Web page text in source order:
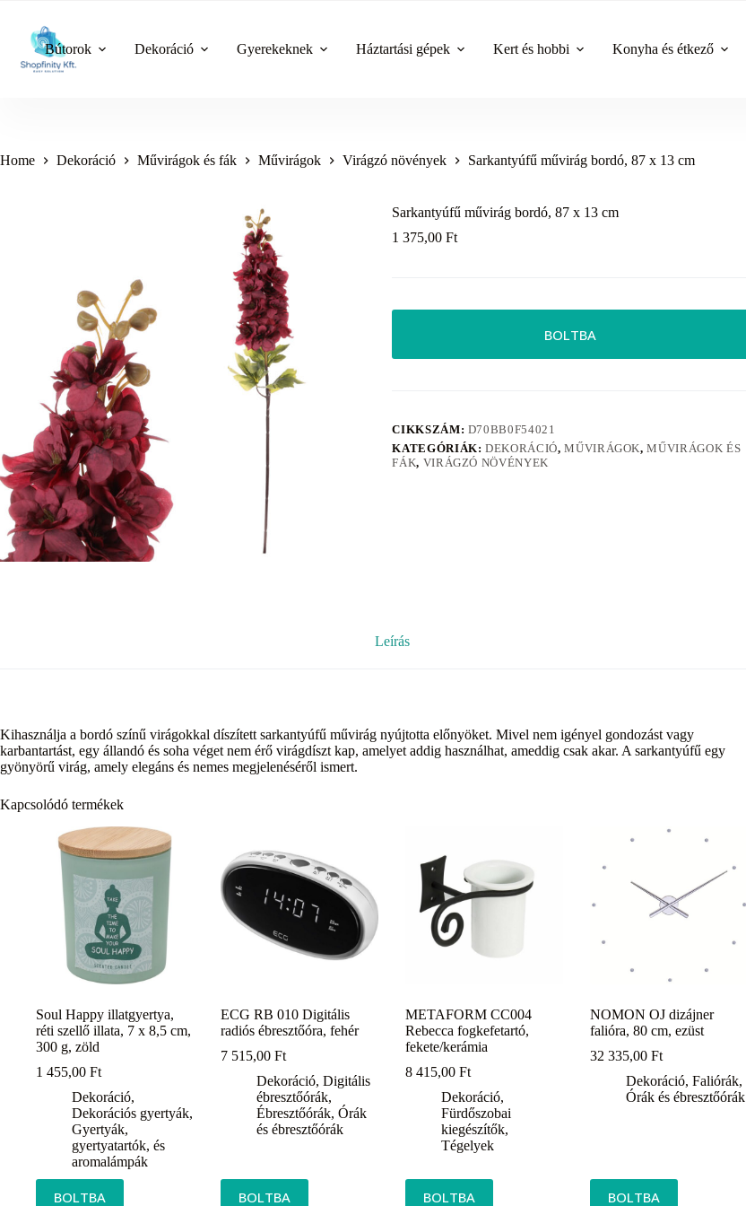
content
Bútorok Dekoráció Gyerekeknek Háztartási gépek Kert és hobbi Konyha és étkező
Home Dekoráció Művirágok és fák Művirágok Virágzó növények Sarkantyúfű művirág bordó, 87 x 13 cm
Sarkantyúfű művirág bordó, 87 x 13 cm
1 375,00Ft
BOLTBA
CIKKSZÁM: D70BB0F54021
KATEGÓRIÁK:DEKORÁCIÓ,MŰVIRÁGOK,MŰVIRÁGOK ÉS
FÁK, VIRÁGZÓ NÖVÉNYEK
Leírás
Kihasználja a bordó színű virágokkal díszített sarkantyúfű művirág nyújtotta előnyöket. Mivel nem igényel gondozást vagy
karbantartást, egy állandó és soha véget nem érő virágdíszt kap, amelyet addig használhat, ameddig csak akar. A sarkantyúfű egy
gyönyörű virág, amely elegáns és nemes megjelenéséről ismert.
Kapcsolódó termékek
Soul Happy illatgyertya,
réti szellő illata, 7 x 8,5 cm,
300 g, zöld
1 455,00 Ft
Dekoráció,
Dekorációs gyertyák,
Gyertyák,
gyertyatartók, és
aromalámpák
BOLTBA
ECG RB 010 Digitális
radiós ébresztőóra, fehér
7 515,00Ft
Dekoráció,Digitális
ébresztőórák,
Ébresztőórák,Órák
és ébresztőórák
BOLTBA
METAFORM CC004
Rebecca fogkefetartó,
fekete/kerámia
8 415,00Ft
Dekoráció,
Fürdőszobai
kiegészítők,
Tégelyek
BOLTBA
NOMON OJ dizájner
falióra, 80 cm, ezüst
32 335,00Ft
Dekoráció,Faliórák,
Órák és ébresztőórák
BOLTBA